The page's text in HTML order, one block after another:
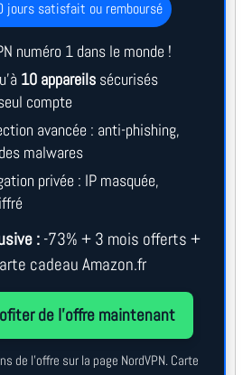
jours satisfait ou remboursé
numéro 1 dans le monde !
10 appareilssécurisés
compte
avancée : anti-phishing,
malwares
privée : IP masquée,
:-73% + 3 mois offerts +
cadeau Amazon.fr
de l’offre maintenant
de l’offre sur la page NordVPN. Carte